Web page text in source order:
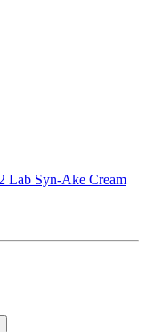
Lab Syn-Ake Cream